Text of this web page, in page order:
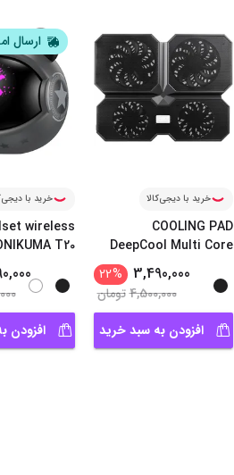
خرید با دیجی‌کالا
COOLING PAD
DeepCool Multi Core
3,490,000
%
22
4,500,000تومان
افزودن به سبد خرید
ارسال
خرید با
wireless
T20
افزودن